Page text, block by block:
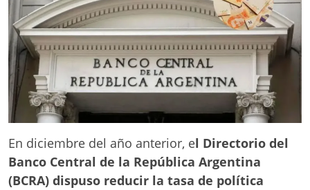
En diciembre del año anterior, el Directorio del
Banco Central de la República Argentina
(BCRA) dispuso reducir la tasa de política